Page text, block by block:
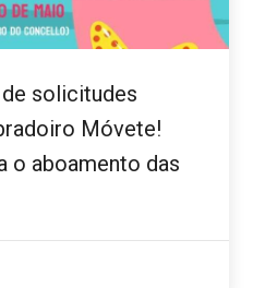
solicitudes
Móvete!
o aboamento das